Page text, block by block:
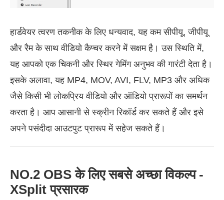
हार्डवेयर त्वरण तकनीक के लिए धन्यवाद, यह कम सीपीयू, जीपीयू
और रैम के साथ वीडियो कैप्चर करने में सक्षम है। उस स्थिति में,
यह आपको एक चिकनी और स्थिर गेमिंग अनुभव की गारंटी देता है।
इसके अलावा, यह MP4, MOV, AVI, FLV, MP3 और अधिक
जैसे किसी भी लोकप्रिय वीडियो और ऑडियो प्रारूपों का समर्थन
करता है। आप आसानी से स्क्रीन रिकॉर्ड कर सकते हैं और इसे
अपने पसंदीदा आउटपुट प्रारूप में सहेज सकते हैं।
NO.2 OBS के लिए सबसे अच्छा विकल्प -
XSplit प्रसारक